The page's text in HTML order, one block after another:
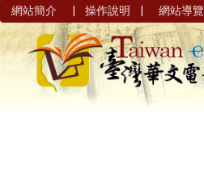
網站簡介 | 操作說明 | 網站導覽